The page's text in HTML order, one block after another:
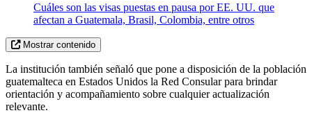
Cuáles son las visas puestas en pausa por EE. UU. que
afectan a Guatemala, Brasil, Colombia, entre otros
Mostrar contenido
La institución también señaló que pone a disposición de la población
guatemalteca en Estados Unidos la Red Consular para brindar
orientación y acompañamiento sobre cualquier actualización
relevante.